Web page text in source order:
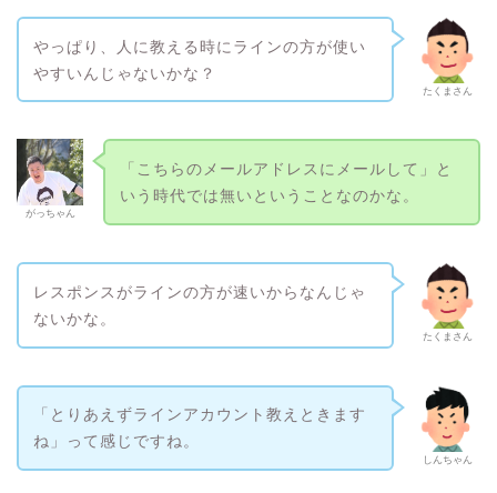
たくまさん
やっぱり、人に教える時にラインの方が使い
やすいんじゃないかな？
がっちゃん
「こちらのメールアドレスにメールして」と
いう時代では無いということなのかな。
たくまさん
レスポンスがラインの方が速いからなんじゃ
ないかな。
しんちゃん
「とりあえずラインアカウント教えときます
ね」って感じですね。